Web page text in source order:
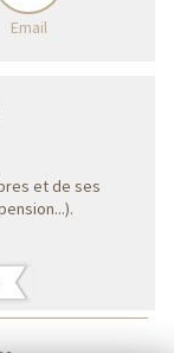
Email
et de ses